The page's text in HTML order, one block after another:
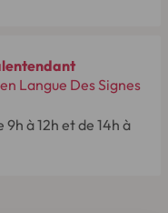
Langue Des Signes
à 12h et de 14h à